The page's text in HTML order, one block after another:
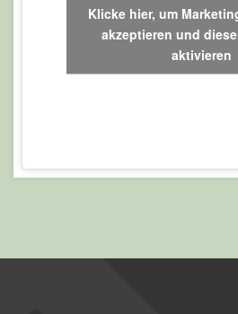
Klicke hier, um
akzeptieren und
aktivieren